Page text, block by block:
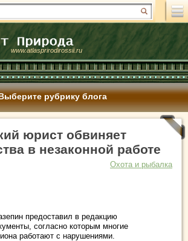
www.atlasprirodirossii.ru
рубрику блога
юрист обвиняет
в незаконной работе
Охота и рыбалка
предоставил в редакцию
согласно которым многие
работают с нарушениями.